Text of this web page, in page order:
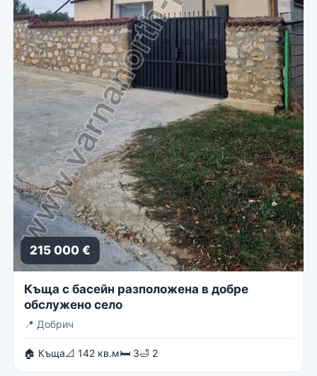
215 000 €
Къща с басейн разположена в добре
обслужено село
📍 Добрич
🏠 Къща📐 142 кв.м🛏 3🛁 2